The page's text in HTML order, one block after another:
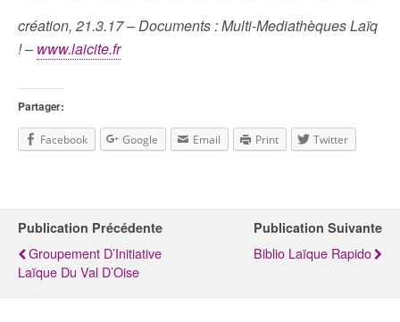
création, 21.3.17 – Documents : Multi-Mediathèques Laïq
! –www.laicite.fr
Partager:
Facebook Google Email Print Twitter
Publication Précédente
Groupement D’Initiative
Laïque Du Val D’Oise
Publication Suivante
Biblio Laïque Rapido